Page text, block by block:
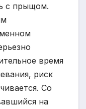
с прыщом.
время
риск
Со
на